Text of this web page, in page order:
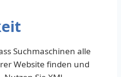
Suchmaschinen alle
Website finden und